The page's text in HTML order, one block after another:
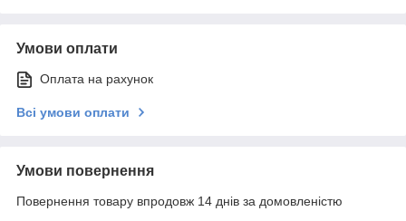
Умови оплати
Оплата на рахунок
Всі умови оплати
Умови повернення
Повернення товару впродовж 14 днів за домовленістю